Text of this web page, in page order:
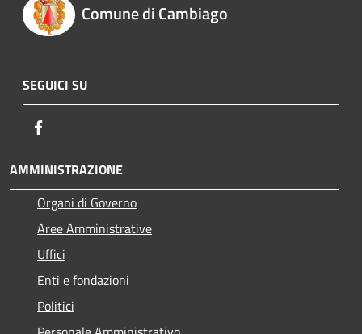
Comune di Cambiago
SEGUICI SU
AMMINISTRAZIONE
Organi di Governo
Aree Amministrative
Uffici
Enti e fondazioni
Politici